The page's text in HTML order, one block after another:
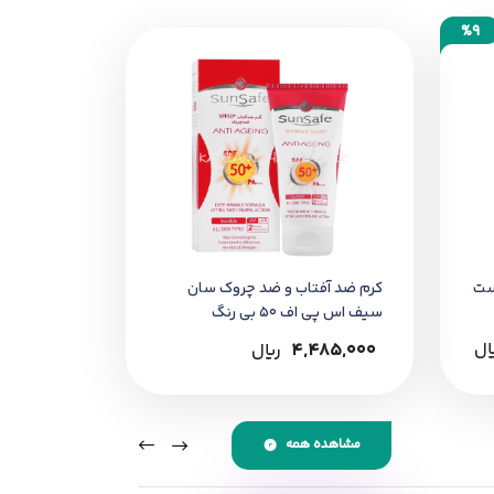
بمالید. در صورت تعریق یا شنا، استفاده
%9
کرم ضد آفتاب و ضد چروک سان
سیف اس پی اف 50 بی رنگ
4,485,000 ﷼
مشاهده همه